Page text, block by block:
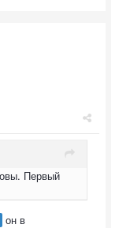
Первый
он в